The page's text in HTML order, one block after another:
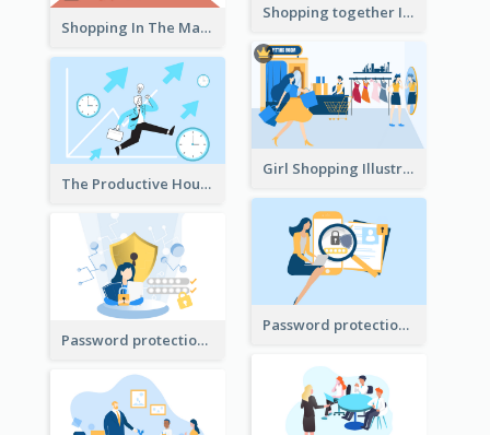
Shopping together Illustration
Shopping In The Mall Illustration
Girl Shopping Illustration
The Productive Hours
Password protection Illustration 2
Password protection Illustration